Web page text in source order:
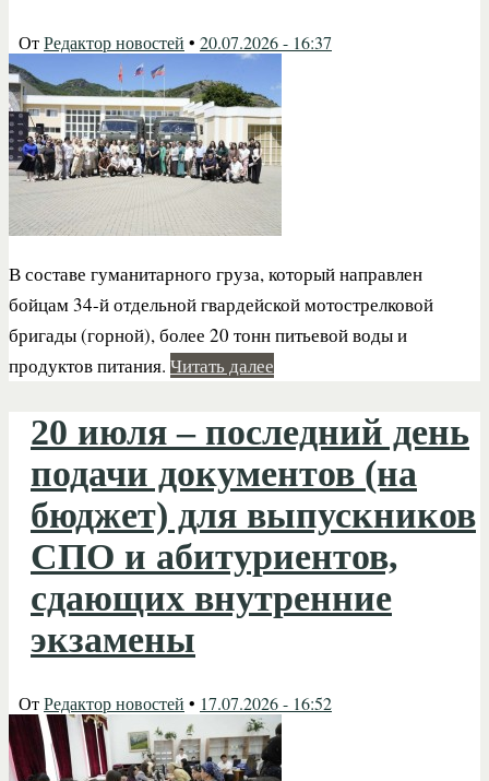
ОтРедактор новостей • 20.07.2026 - 16:37
В составе гуманитарного груза, который направлен
бойцам 34-й отдельной гвардейской мотострелковой
бригады (горной), более 20 тонн питьевой воды и
продуктов питания. Читать далее
20 июля – последний день
подачи документов (на
бюджет) для выпускников
СПО и абитуриентов,
сдающих внутренние
экзамены
ОтРедактор новостей • 17.07.2026 - 16:52